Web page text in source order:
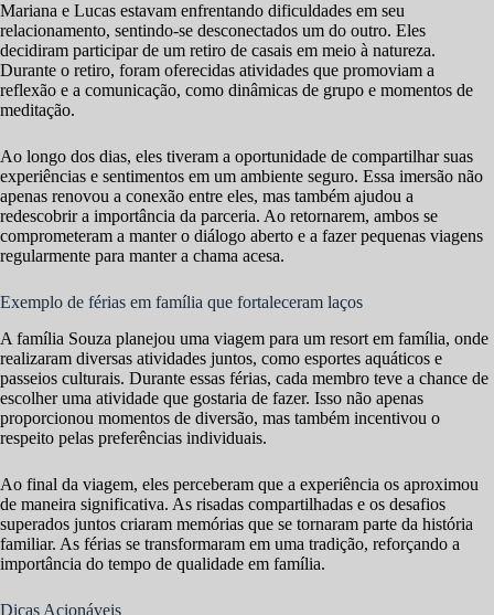
Mariana e Lucas estavam enfrentando dificuldades em seu
relacionamento, sentindo-se desconectados um do outro. Eles
decidiram participar de um retiro de casais em meio à natureza.
Durante o retiro, foram oferecidas atividades que promoviam a
reflexão e a comunicação, como dinâmicas de grupo e momentos de
meditação.
Ao longo dos dias, eles tiveram a oportunidade de compartilhar suas
experiências e sentimentos em um ambiente seguro. Essa imersão não
apenas renovou a conexão entre eles, mas também ajudou a
redescobrir a importância da parceria. Ao retornarem, ambos se
comprometeram a manter o diálogo aberto e a fazer pequenas viagens
regularmente para manter a chama acesa.
Exemplo de férias em família que fortaleceram laços
A família Souza planejou uma viagem para um resort em família, onde
realizaram diversas atividades juntos, como esportes aquáticos e
passeios culturais. Durante essas férias, cada membro teve a chance de
escolher uma atividade que gostaria de fazer. Isso não apenas
proporcionou momentos de diversão, mas também incentivou o
respeito pelas preferências individuais.
Ao final da viagem, eles perceberam que a experiência os aproximou
de maneira significativa. As risadas compartilhadas e os desafios
superados juntos criaram memórias que se tornaram parte da história
familiar. As férias se transformaram em uma tradição, reforçando a
importância do tempo de qualidade em família.
Dicas Acionáveis